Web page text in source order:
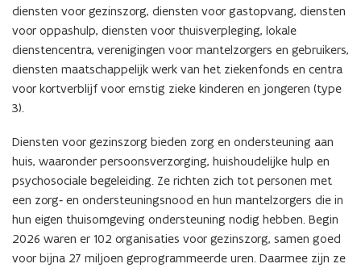
diensten voor gezinszorg, diensten voor gastopvang, diensten
voor oppashulp, diensten voor thuisverpleging, lokale
dienstencentra, verenigingen voor mantelzorgers en gebruikers,
diensten maatschappelijk werk van het ziekenfonds en centra
voor kortverblijf voor ernstig zieke kinderen en jongeren (type
3).
Diensten voor gezinszorg bieden zorg en ondersteuning aan
huis, waaronder persoonsverzorging, huishoudelijke hulp en
psychosociale begeleiding. Ze richten zich tot personen met
een zorg‑ en ondersteuningsnood en hun mantelzorgers die in
hun eigen thuisomgeving ondersteuning nodig hebben. Begin
2026 waren er 102 organisaties voor gezinszorg, samen goed
voor bijna 27 miljoen geprogrammeerde uren. Daarmee zijn ze